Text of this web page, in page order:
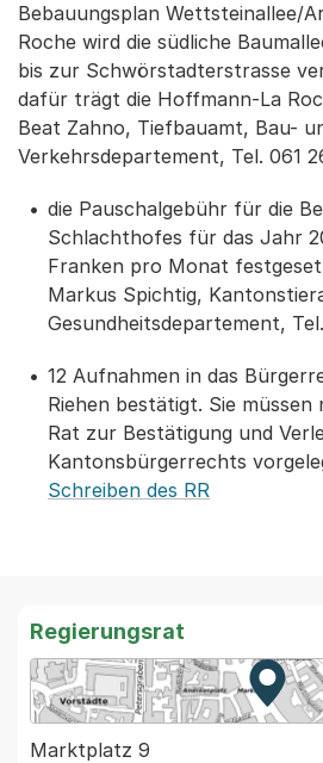
Bebauungsplan Wettsteinallee/
Roche wird die südliche
bis zur Schwörstadterstrasse
dafür trägt die Hoffmann-La
Beat Zahno, Tiefbauamt, Bau-
Verkehrsdepartement, Tel. 061
die Pauschalgebühr für die
Schlachthofes für das Jahr
Franken pro Monat
Markus Spichtig,
Gesundheitsdepartement,
12 Aufnahmen in das
Riehen bestätigt. Sie müssen
Rat zur Bestätigung und
Kantonsbürgerrechts
Schreiben des RR
Regierungsrat
Zur
Marktplatz 9